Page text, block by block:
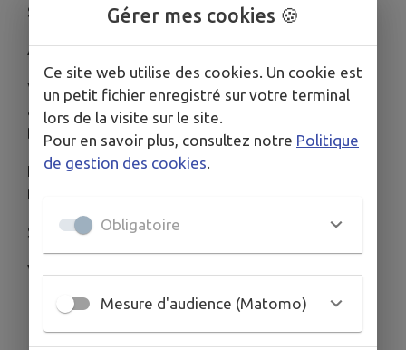
SAMEDI 13 JUIN
A partir de 17h dans le centre bourg de Luitré
Vous pouvez réserver dès maintenant votre repas
auprès de Vival - Welcome's bar - Le Fournil ou
Boucherie Traiteur Plessis
Le menu proposé : Hamburger Frites - Fromage -
Riz au lait ( 16€ / adulte)
Sur place, galette saucisse - frites - crêpes
Venez fêter la musique 🎶🎸
Gérer mes cookies 🍪
Ce site web utilise des cookies. Un cookie est
un petit fichier enregistré sur votre terminal
lors de la visite sur le site.
Pour en savoir plus, consultez notre Politique
de gestion des cookies
Obligatoire
Mesure d'audience (Matomo)